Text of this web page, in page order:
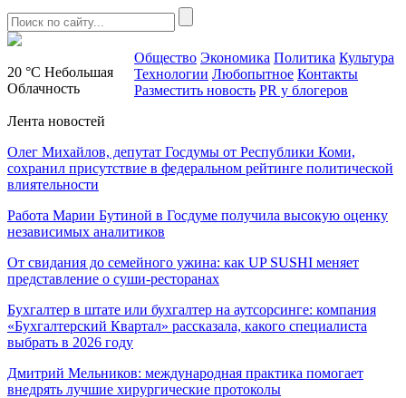
20 °C Небольшая
Облачность
Общество Экономика Политика Культура
Технологии Любопытное Контакты
Разместить новость PR у блогеров
Лента новостей
Олег Михайлов, депутат Госдумы от Республики Коми,
сохранил присутствие в федеральном рейтинге политической
влиятельности
Работа Марии Бутиной в Госдуме получила высокую оценку
независимых аналитиков
От свидания до семейного ужина: как UP SUSHI меняет
представление о суши-ресторанах
Бухгалтер в штате или бухгалтер на аутсорсинге: компания
«Бухгалтерский Квартал» рассказала, какого специалиста
выбрать в 2026 году
Дмитрий Мельников: международная практика помогает
внедрять лучшие хирургические протоколы